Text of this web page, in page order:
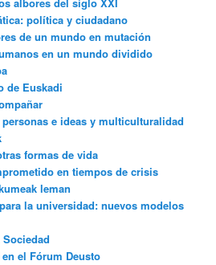
política y ciudadano
de un mundo en mutación
en un mundo dividido
de Euskadi
e ideas y multiculturalidad
formas de vida
en tiempos de crisis
leman
la universidad: nuevos modelos
el Fórum Deusto